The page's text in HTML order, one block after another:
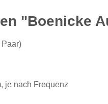
"Boenicke
je nach Frequenz